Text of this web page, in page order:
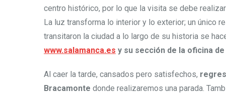
centro histórico, por lo que la visita se debe
La luz transforma lo interior y lo exterior; un único
transitaron la ciudad a lo largo de su historia se
www.salamanca.es y su sección de la oficina
Al caer la tarde, cansados pero satisfechos,
Bracamonte donde realizaremos una parada.